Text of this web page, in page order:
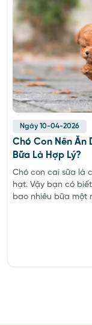
Ngày 10-04-2026
Chó Con Nên Ăn
Bữa Là Hợp Lý?
Chó con cai sữa là
hạt. Vậy bạn có
bao nhiêu bữa một